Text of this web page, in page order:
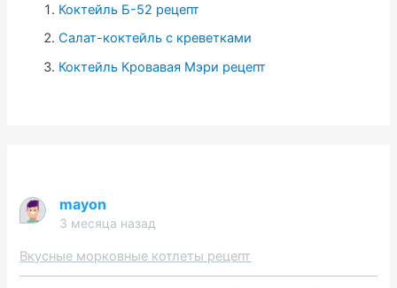
Коктейль Б-52 рецепт
Салат-коктейль с креветками
Коктейль Кровавая Мэри рецепт
mayon
3 месяца назад
Вкусные морковные котлеты рецепт